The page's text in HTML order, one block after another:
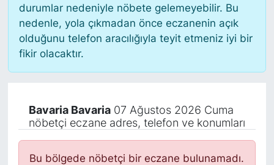
durumlar nedeniyle nöbete gelemeyebilir. Bu
nedenle, yola çıkmadan önce eczanenin açık
olduğunu telefon aracılığıyla teyit etmeniz iyi bir
fikir olacaktır.
Bavaria Bavaria07 Ağustos 2026 Cuma
nöbetçi eczane adres, telefon ve konumları
Bu bölgede nöbetçi bir eczane bulunamadı.